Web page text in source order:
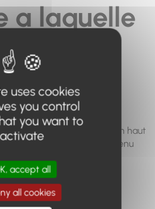
a laquelle
à
n'existe
ou plus.
le moteur de recherche en haut
menu pour trouver le contenu
à l'accueil
uses cookies
you control
you want to
activate
accept all
all cookies